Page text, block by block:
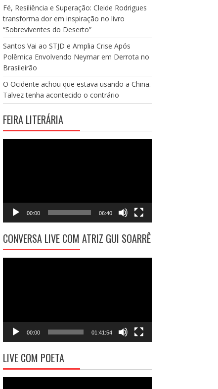
Fé, Resiliência e Superação: Cleide Rodrigues
transforma dor em inspiração no livro
“Sobreviventes do Deserto”
Santos Vai ao STJD e Amplia Crise Após
Polêmica Envolvendo Neymar em Derrota no
Brasileirão
O Ocidente achou que estava usando a China.
Talvez tenha acontecido o contrário
FEIRA LITERÁRIA
00:00 06:40
CONVERSA LIVE COM ATRIZ GUI SOARRÊ
00:00 01:41:54
LIVE COM POETA